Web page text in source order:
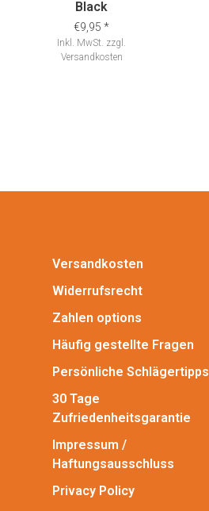
Black
€9,95 *
Inkl. MwSt. zzgl.
Versandkosten
Versandkosten
Widerrufsrecht
Zahlen options
Häufig gestellte Fragen
Persönliche Schlägertipps
30 Tage
Zufriedenheitsgarantie
Impressum /
Haftungsausschluss
Privacy Policy